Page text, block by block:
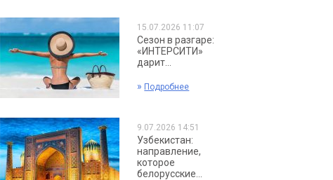
15.07.2026 11:07
Сезон в разгаре:
«ИНТЕРСИТИ»
дарит...
» Подробнее
9.07.2026 14:51
Узбекистан:
направление,
которое
белорусские...